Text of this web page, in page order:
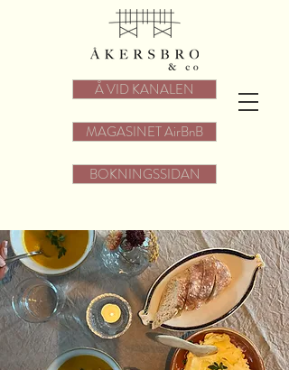
Å VID KANALEN
MAGASINET AirBnB
BOKNINGSSIDAN